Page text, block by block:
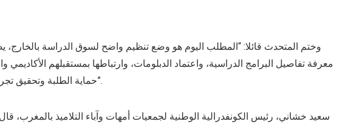
وختم المتحدث قائلا: “المطلب اليوم هو وضع تنظيم واضح لسوق الدراسة بالخارج،
معرفة تفاصيل البرامج الدراسية، واعتماد الدبلومات، وارتباطها بمستقبلهم
حماية الطلبة وتحقيق تجربة تعليمية فعالة وآمنة خارج المغرب”.
سعيد خشاني، رئيس الكونفدرالية الوطنية لجمعيات أمهات وآباء التلاميذ بالمغرب،